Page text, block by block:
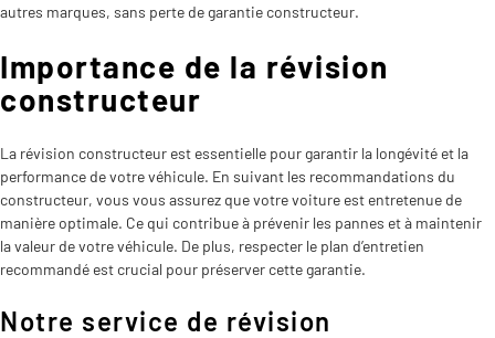
autres marques, sans perte de garantie constructeur.
Importance de la révision
constructeur
La révision constructeur est essentielle pour garantir la longévité et la
performance de votre véhicule. En suivant les recommandations du
constructeur, vous vous assurez que votre voiture est entretenue de
manière optimale. Ce qui contribue à prévenir les pannes et à maintenir
la valeur de votre véhicule. De plus, respecter le plan d’entretien
recommandé est crucial pour préserver cette garantie.
Notre service de révision